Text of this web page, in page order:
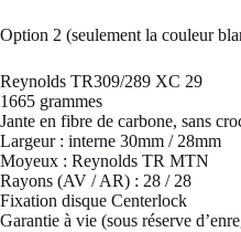
Option 2 (seulement la couleur
Reynolds TR309/289 XC 29
1665 grammes
Jante en fibre de carbone, sans
Largeur : interne 30mm / 28mm
Moyeux : Reynolds TR MTN
Rayons (AV / AR) : 28 / 28
Fixation disque Centerlock
Garantie à vie (sous réserve